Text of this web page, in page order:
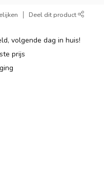
Deel dit product
volgende dag in huis!
prijs